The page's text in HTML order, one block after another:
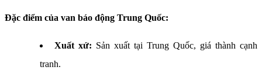
Đặc điểm của van báo động Trung Quốc:
Xuất xứ: Sản xuất tại Trung Quốc, giá thành cạnh
tranh.